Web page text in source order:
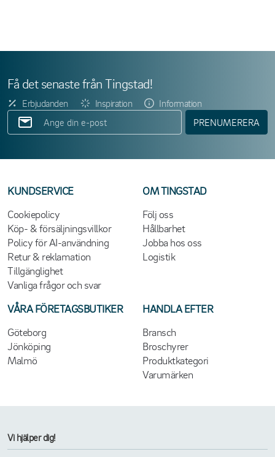
Få det senaste från Tingstad!
Erbjudanden Inspiration
Information
PRENUMERERA
KUNDSERVICE
Cookiepolicy
Köp- & försäljningsvillkor
Policy för AI-användning
Retur & reklamation
Tillgänglighet
Vanliga frågor och svar
OM TINGSTAD
Följ oss
Hållbarhet
Jobba hos oss
Logistik
VÅRA FÖRETAGSBUTIKER
Göteborg
Jönköping
Malmö
HANDLA EFTER
Bransch
Broschyrer
Produktkategori
Varumärken
Vi hjälper dig!